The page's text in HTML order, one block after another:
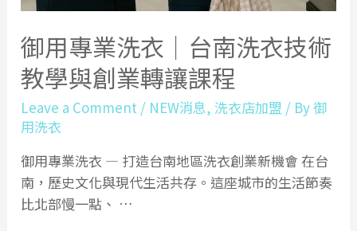
御用專業洗衣｜台南洗衣技術
教學與創業轉讓課程
Leave a Comment / NEW消息,洗衣店加盟 / By御
用洗衣
御用專業洗衣 — 打造台南地區洗衣創業新機會 在台
南，歷史文化與現代生活共存。這座城市的生活節奏
比北部慢一點、 …